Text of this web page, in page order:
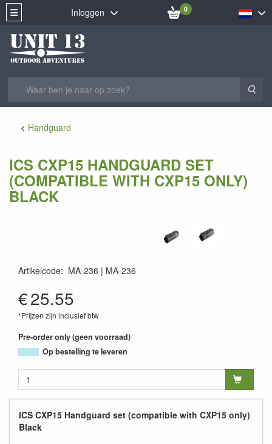
Inloggen 0
Handguard
ICS CXP15 HANDGUARD SET
(COMPATIBLE WITH CXP15 ONLY)
BLACK
Artikelcode: MA-236
MA-236
€25.55
*Prijzen zijn inclusief btw
Pre-order only (geen voorraad)
Op bestelling te leveren
ICS CXP15 Handguard set (compatible with CXP15 only)
Black